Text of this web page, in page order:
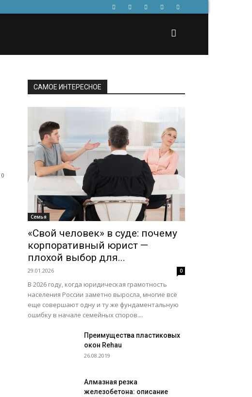
0
САМОЕ ИНТЕРЕСНОЕ
Семья
«Свой человек» в суде: почему
корпоративный юрист —
плохой выбор для...
29.01.2026 0
В 2026 году, когда юридическая грамотность
населения России заметно выросла, многие всё
еще совершают одну и ту же фундаментальную
ошибку в начале семейных споров....
Преимущества пластиковых
окон Rehau
26.08.2019
Алмазная резка
железобетона: описание